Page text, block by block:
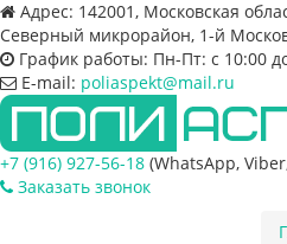
Адрес: 142001, Московская
Северный микрорайон, 1-й
График работы: Пн-Пт: с 10:00
E-mail: poliaspekt@mail.ru
+7 (916) 927-56-18 (WhatsApp,
Заказать звонок